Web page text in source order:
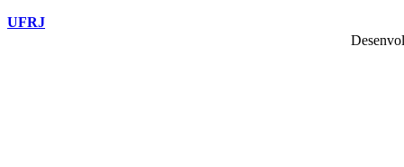
UFRJ